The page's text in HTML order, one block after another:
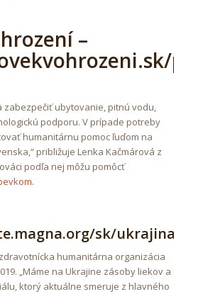
–
zabezpečiť ubytovanie, pitnú vodu,
podporu. V prípade potreby
humanitárnu pomoc ľuďom na
približuje Lenka Kačmárová z
podľa nej môžu pomôcť
.
sk/ukrajina/
humanitárna organizácia
„Máme na Ukrajine zásoby liekov a
ktorý aktuálne smeruje z hlavného